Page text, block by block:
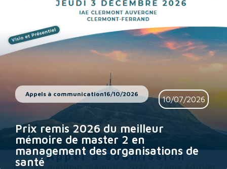
Appels à communication16/10/2026
10/07/2026
Prix remis 2026 du meilleur
mémoire de master 2 en
management des organisations de
santé